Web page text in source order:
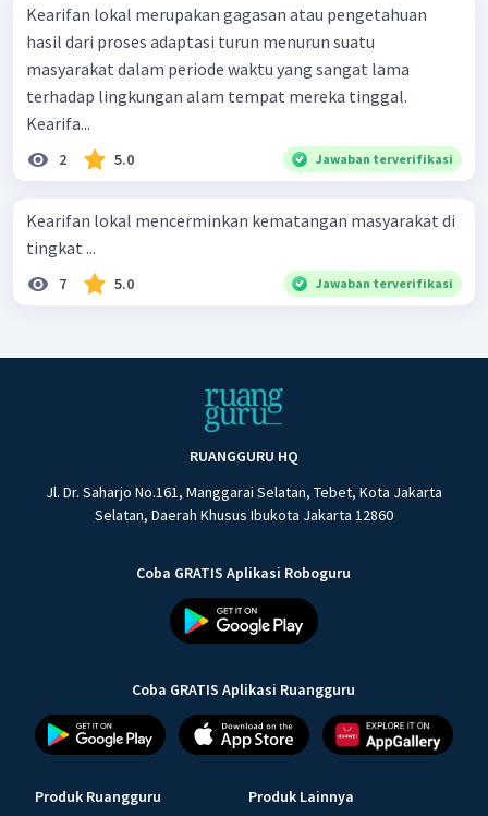
Kearifan lokal merupakan gagasan atau pengetahuan
hasil dari proses adaptasi turun menurun suatu
masyarakat dalam periode waktu yang sangat lama
terhadap lingkungan alam tempat mereka tinggal.
Kearifa...
2 5.0 Jawaban terverifikasi
Kearifan lokal mencerminkan kematangan masyarakat di
tingkat ...
7 5.0 Jawaban terverifikasi
RUANGGURU HQ
Jl. Dr. Saharjo No.161, Manggarai Selatan, Tebet, Kota Jakarta
Selatan, Daerah Khusus Ibukota Jakarta 12860
Coba GRATIS Aplikasi Roboguru
Coba GRATIS Aplikasi Ruangguru
Produk Ruangguru Produk Lainnya